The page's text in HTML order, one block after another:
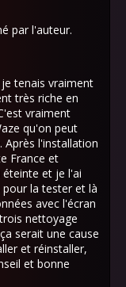
par l'auteur.
tenais vraiment
très riche en
vraiment
qu'on peut
Après l'installation
France et
éteinte et je l'ai
la tester et là
avec l'écran
nettoyage
serait une cause
et réinstaller,
et bonne